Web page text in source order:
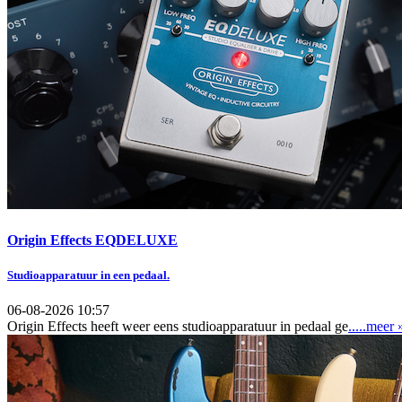
Origin Effects EQDELUXE
Studioapparatuur in een pedaal.
06-08-2026 10:57
Origin Effects heeft weer eens studioapparatuur in pedaal ge.....meer